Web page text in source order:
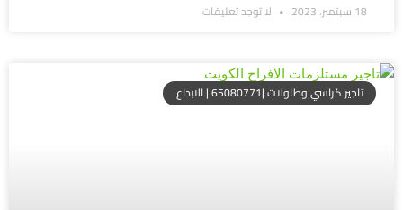
18 سبتمبر، 2023 لا توجد تعليقات
تاجير كراسي وطاولات |65080771 | الابداع